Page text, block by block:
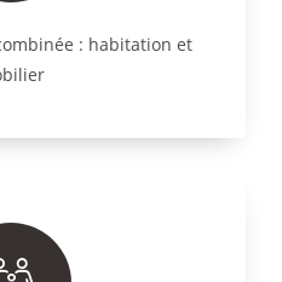
: habitation et